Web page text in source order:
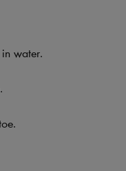
water.